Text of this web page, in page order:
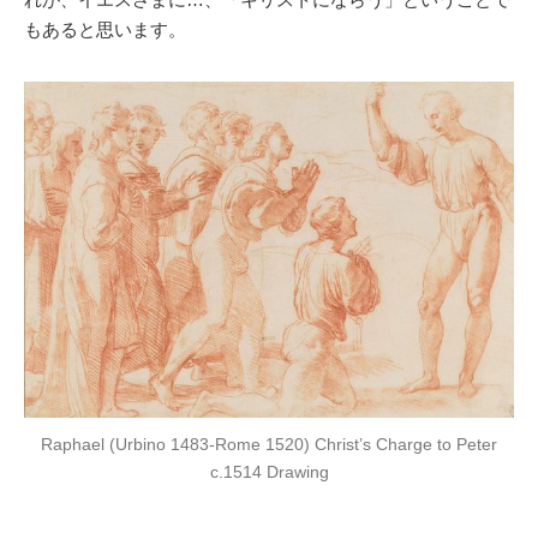
もあると思います。
Raphael (Urbino 1483-Rome 1520) Christ’s Charge to Peter
c.1514 Drawing